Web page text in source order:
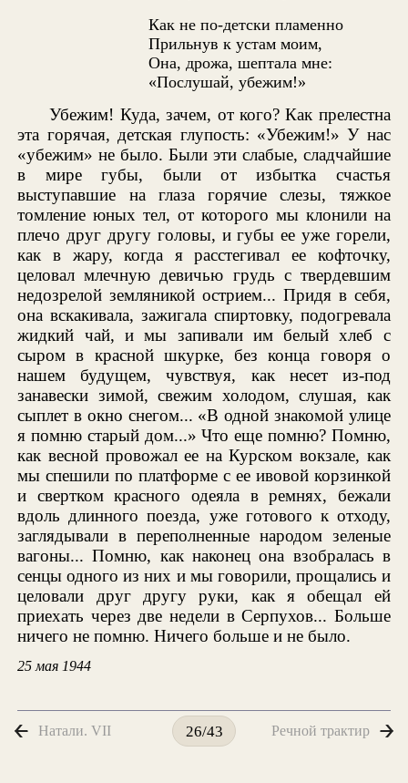
Как не по-детски пламенно
Прильнув к устам моим,
Она, дрожа, шептала мне:
«Послушай, убежим!»
Убежим! Куда, зачем, от кого? Как прелестна
эта горячая, детская глупость: «Убежим!» У нас
«убежим» не было. Были эти слабые, сладчайшие
в мире губы, были от избытка счастья
выступавшие на глаза горячие слезы, тяжкое
томление юных тел, от которого мы клонили на
плечо друг другу головы, и губы ее уже горели,
как в жару, когда я расстегивал ее кофточку,
целовал млечную девичью грудь с твердевшим
недозрелой земляникой острием... Придя в себя,
она вскакивала, зажигала спиртовку, подогревала
жидкий чай, и мы запивали им белый хлеб с
сыром в красной шкурке, без конца говоря о
нашем будущем, чувствуя, как несет из-под
занавески зимой, свежим холодом, слушая, как
сыплет в окно снегом... «В одной знакомой улице
я помню старый дом...» Что еще помню? Помню,
как весной провожал ее на Курском вокзале, как
мы спешили по платформе с ее ивовой корзинкой
и свертком красного одеяла в ремнях, бежали
вдоль длинного поезда, уже готового к отходу,
заглядывали в переполненные народом зеленые
вагоны... Помню, как наконец она взобралась в
сенцы одного из них и мы говорили, прощались и
целовали друг другу руки, как я обещал ей
приехать через две недели в Серпухов... Больше
ничего не помню. Ничего больше и не было.
25 мая 1944
Натали. VII 26/43 Речной трактир